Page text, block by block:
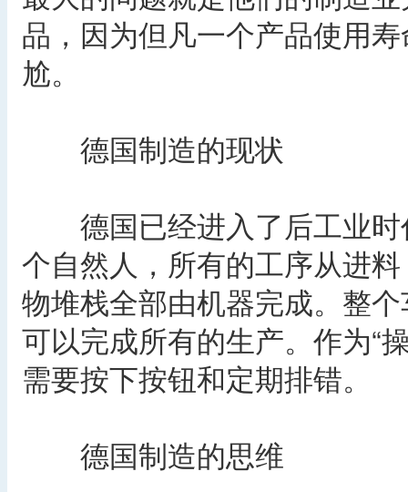
品，因为但凡一个产品使用
尬。
德国制造的现状
德国已经进入了后工业时
个自然人，所有的工序从进
物堆栈全部由机器完成。整
可以完成所有的生产。作为“
需要按下按钮和定期排错。
德国制造的思维